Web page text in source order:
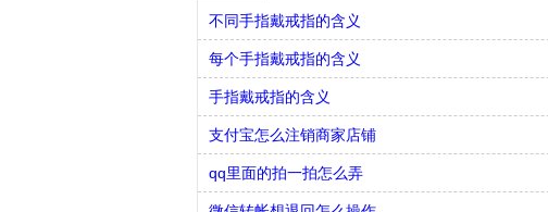
不同手指戴戒指的含义
每个手指戴戒指的含义
手指戴戒指的含义
支付宝怎么注销商家店铺
qq里面的拍一拍怎么弄